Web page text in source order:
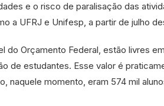
e o risco de paralisação das
a UFRJ e Unifesp, a partir de julho
do Orçamento Federal, estão livres
de estudantes. Esse valor é
naquele momento, eram 574 mil